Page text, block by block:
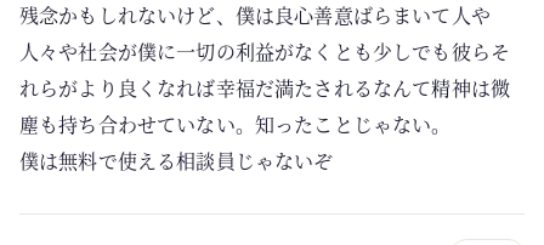
残念かもしれないけど、僕は良心善意ばらまいて人や
人々や社会が僕に一切の利益がなくとも少しでも彼らそ
れらがより良くなれば幸福だ満たされるなんて精神は微
塵も持ち合わせていない。知ったことじゃない。
僕は無料で使える相談員じゃないぞ